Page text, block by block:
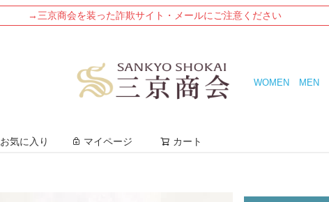
→三京商会を装った詐欺サイト・メールにご注意ください
WOMEN MEN
お気に入り マイページ カート